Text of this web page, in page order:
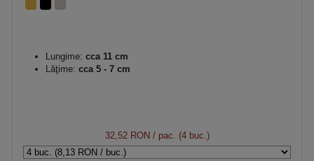
Lungime: cca 11 cm
Lăţime: cca 5 - 7 cm
32,52 RON/ pac. (4 buc.)